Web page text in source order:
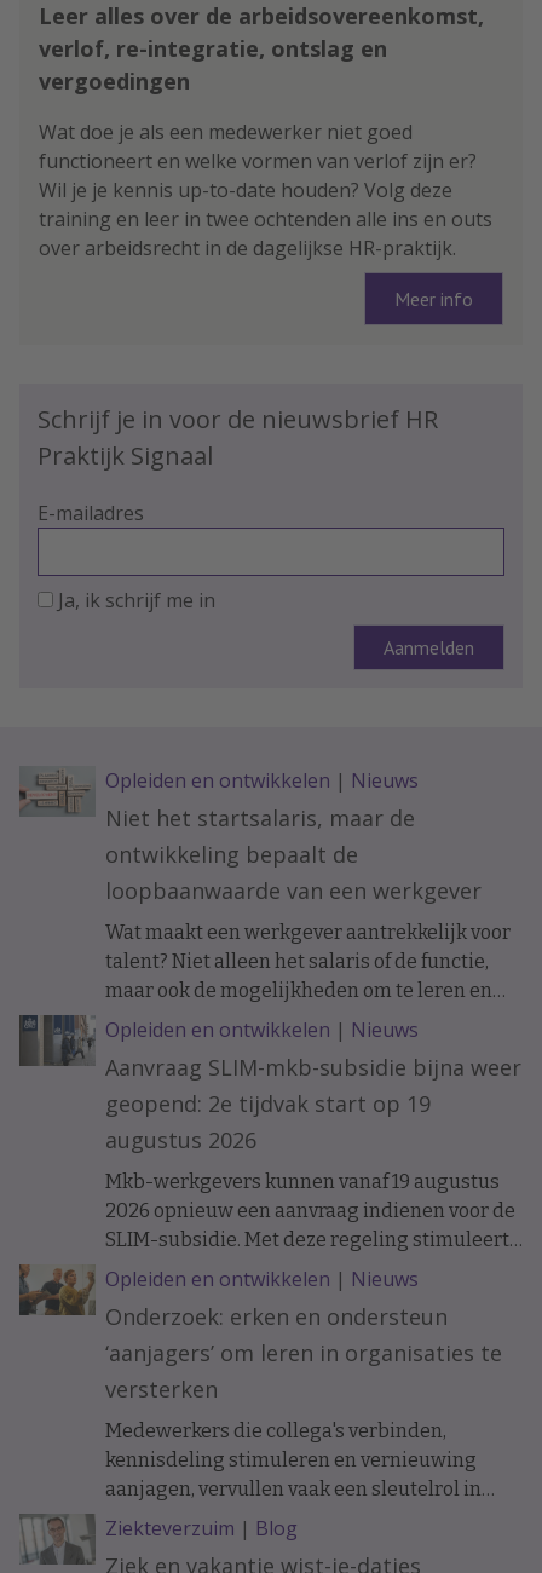
Leer alles over de arbeidsovereenkomst,
verlof, re-integratie, ontslag en
vergoedingen
Wat doe je als een medewerker niet goed
functioneert en welke vormen van verlof zijn er?
Wil je je kennis up-to-date houden? Volg deze
training en leer in twee ochtenden alle ins en outs
over arbeidsrecht in de dagelijkse HR-praktijk.
Meer info
Schrijf je in voor de nieuwsbrief HR
Praktijk Signaal
E-mailadres
Ja, ik schrijf me in
Opleiden en ontwikkelen | Nieuws
Niet het startsalaris, maar de
ontwikkeling bepaalt de
loopbaanwaarde van een werkgever
Wat maakt een werkgever aantrekkelijk voor
talent? Niet alleen het salaris of de functie,
maar ook de mogelijkheden om te leren en
ervaring op te doen. Onderzoek naar de
loopbanen van werknemers laat zien dat de
ontwikkelkansen binnen een organisatie op
langere termijn verschil kunnen maken.
Opleiden en ontwikkelen | Nieuws
Aanvraag SLIM-mkb-subsidie bijna weer
geopend: 2e tijdvak start op 19
augustus 2026
Mkb-werkgevers kunnen vanaf 19 augustus
2026 opnieuw een aanvraag indienen voor de
SLIM-subsidie. Met deze regeling stimuleert
het ministerie van Sociale Zaken en
Werkgelegenheid leren en ontwikkelen
binnen organisaties.
Opleiden en ontwikkelen | Nieuws
Onderzoek: erken en ondersteun
‘aanjagers’ om leren in organisaties te
versterken
Medewerkers die collega's verbinden,
kennisdeling stimuleren en vernieuwing
aanjagen, vervullen vaak een sleutelrol in
organisaties. Toch krijgen zij lang niet altijd
de erkenning en ondersteuning die daarvoor
Ziekteverzuim | Blog
Ziek en vakantie wist-je-datjes